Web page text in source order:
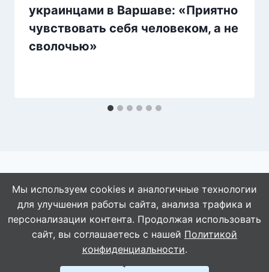
украинцами в Варшаве: «Приятно
чувствовать себя человеком, а не
сволочью»
© 2026 АбАлдеть!
Мы используем cookies и аналогичные технологии
для улучшения работы сайта, анализа трафика и
персонализации контента. Продолжая использовать
сайт, вы соглашаетесь с нашей Политикой
конфиденциальности.